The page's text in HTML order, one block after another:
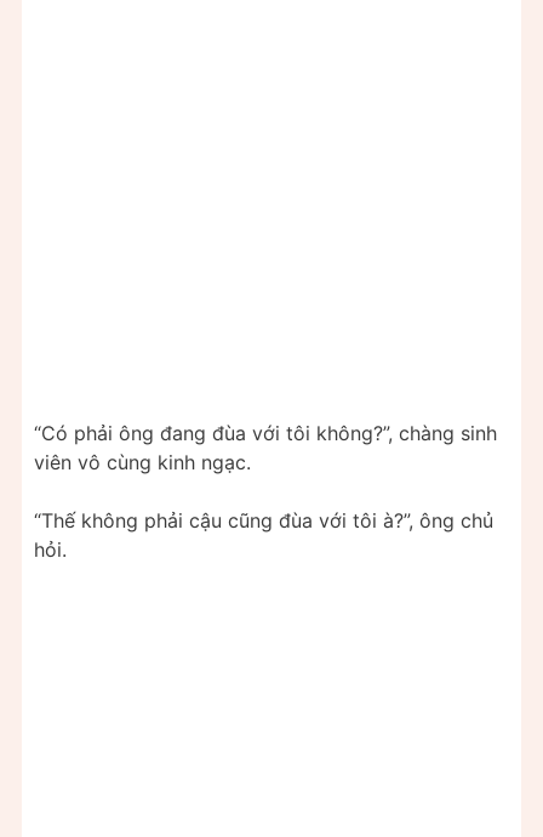
“Có phải ông đang đùa với tôi không?”, chàng sinh
viên vô cùng kinh ngạc.
“Thế không phải cậu cũng đùa với tôi à?”, ông chủ
hỏi.